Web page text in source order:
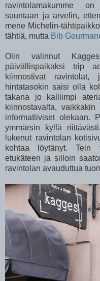
ravintolamakumme
suuntaan ja arvelin,
mene Michelin-
tähtiä, mutta Bib
Olin valinnut
päivällispaikaksi trip
kiinnostivat
hintatasokin saisi olla
takana jo kalliimpi
kiinnostavalta,
informatiiviset olekaan.
ymmärsin kyllä
lukenut ravintolan
kohtaa löytänyt. Tein
etukäteen ja silloin
ravintolan avauduttua